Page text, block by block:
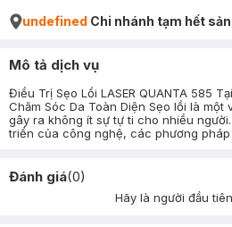
undefined Chi nhánh tạm hết
Mô tả dịch vụ
Điều Trị Sẹo Lồi LASER QUANTA 585
Chăm Sóc Da Toàn Diện Sẹo lồi là một
gây ra không ít sự tự ti cho nhiều
triển của công nghệ, các phương pháp
Đánh giá(0)
Hãy là người đầu